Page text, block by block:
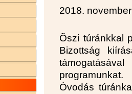
2018.
Õszi túránkkal
Bizottság
programunkat.
Óvodás